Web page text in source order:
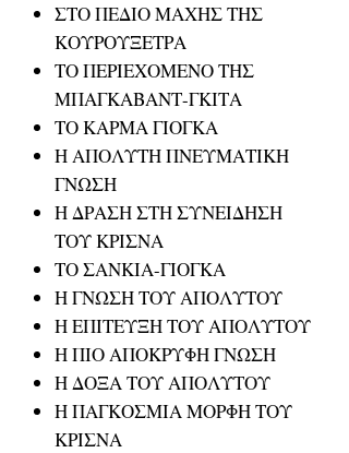
ΣΤΟ ΠΕΔΙΟ ΜΑΧΗΣ ΤΗΣ
ΚΟΥΡΟΥΞΕΤΡΑ
ΤΟ ΠΕΡΙΕΧΟΜΕΝΟ ΤΗΣ
ΜΠΑΓΚΑΒΑΝΤ-ΓΚΙΤΑ
ΤΟ ΚΑΡΜΑ ΓΙΟΓΚΑ
Η ΑΠΟΛΥΤΗ ΠΝΕΥΜΑΤΙΚΗ
ΓΝΩΣΗ
Η ΔΡΑΣΗ ΣΤΗ ΣΥΝΕΙΔΗΣΗ
ΤΟΥ ΚΡΙΣΝΑ
ΤΟ ΣΑΝΚΙΑ-ΓΙΟΓΚΑ
Η ΓΝΩΣΗ ΤΟΥ ΑΠΟΛΥΤΟΥ
Η ΕΠΙΤΕΥΞΗ ΤΟΥ ΑΠΟΛΥΤΟΥ
Η ΠΙΟ ΑΠΟΚΡΥΦΗ ΓΝΩΣΗ
Η ΔΟΞΑ ΤΟΥ ΑΠΟΛΥΤΟΥ
Η ΠΑΓΚΟΣΜΙΑ ΜΟΡΦΗ ΤΟΥ
ΚΡΙΣΝΑ